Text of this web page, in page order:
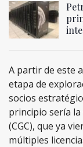
A partir de este
etapa de
socios
principio sería la
(CGC), que ya
múltiples